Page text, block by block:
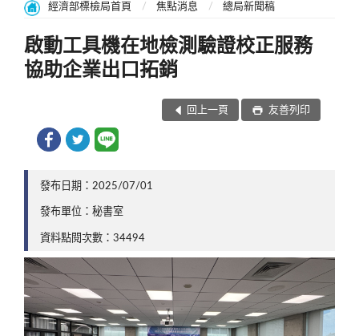
經濟部標檢局首頁 焦點消息 總局新聞稿
啟動工具機在地檢測驗證校正服務
協助企業出口拓銷
回上一頁 友善列印
發布日期：2025/07/01
發布單位：秘書室
資料點閱次數：34494